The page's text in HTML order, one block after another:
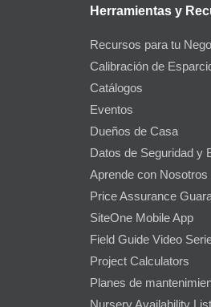
Herramientas y
Recursos para tu
Calibración de
Catálogos
Eventos
Dueños de Casa
Datos de Seguridad y
Aprende con Nosotros
Price Assurance
SiteOne Mobile App
Field Guide Video
Project Calculators
Planes de